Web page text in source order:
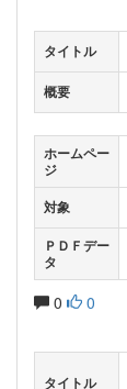
タイトル
概要
ホームペー
ジ
対象
ＰＤＦデー
タ
0 0
タイトル